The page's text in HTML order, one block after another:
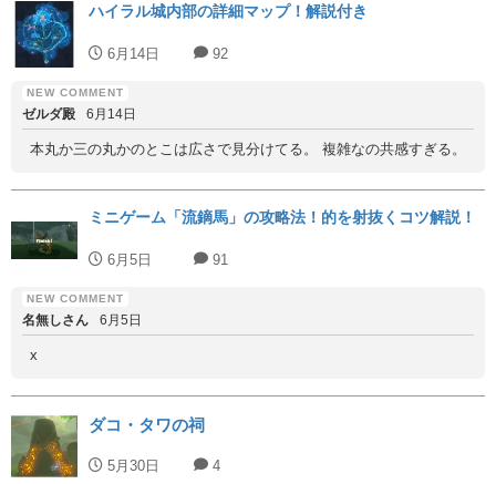
ハイラル城内部の詳細マップ！解説付き
6月14日 92
ゼルダ殿 6月14日
本丸か三の丸かのとこは広さで見分けてる。 複雑なの共感すぎる。
ミニゲーム「流鏑馬」の攻略法！的を射抜くコツ解説！
6月5日 91
名無しさん 6月5日
x
ダコ・タワの祠
5月30日 4